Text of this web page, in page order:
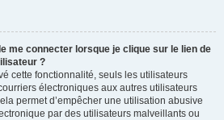
me connecter lorsque je clique sur le lien de
?
cette fonctionnalité, seuls les utilisateurs
électroniques aux autres utilisateurs
permet d’empêcher une utilisation abusive
par des utilisateurs malveillants ou